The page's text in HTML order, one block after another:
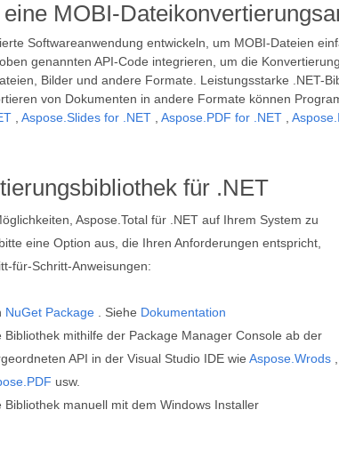
MOBI-
Softwareanwendung entwickeln, um MOBI-Dateien
genannten API-Code integrieren, um die
Bilder und andere Formate. Leistungsstarke
von Dokumenten in andere Formate können
Aspose.Slides for .NET Aspose.PDF for .NET
für .NET
Aspose.Total für .NET auf Ihrem System zu
eine Option aus, die Ihren Anforderungen entspricht,
für-Schritt-Anweisungen:
NuGet Package . Siehe Dokumentation
Bibliothek mithilfe der Package Manager Console ab der
API in der Visual Studio IDE wie Aspose.Wrods
usw.
Bibliothek manuell mit dem Windows Installer